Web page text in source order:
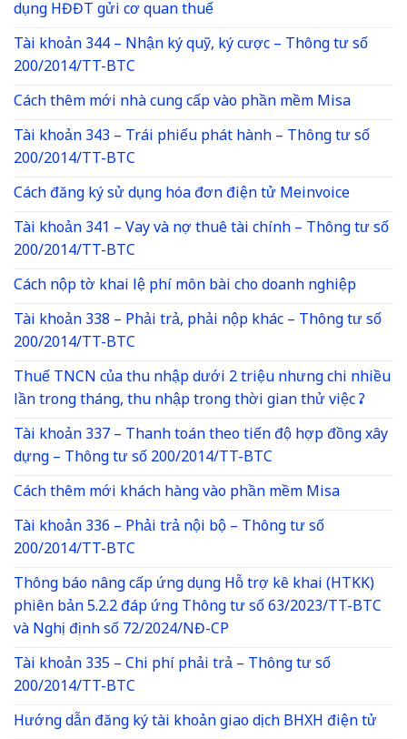
dụng HĐĐT gửi cơ quan thuế
Tài khoản 344 – Nhận ký quỹ, ký cược – Thông tư số
200/2014/TT-BTC
Cách thêm mới nhà cung cấp vào phần mềm Misa
Tài khoản 343 – Trái phiếu phát hành – Thông tư số
200/2014/TT-BTC
Cách đăng ký sử dụng hóa đơn điện tử Meinvoice
Tài khoản 341 – Vay và nợ thuê tài chính – Thông tư số
200/2014/TT-BTC
Cách nộp tờ khai lệ phí môn bài cho doanh nghiệp
Tài khoản 338 – Phải trả, phải nộp khác – Thông tư số
200/2014/TT-BTC
Thuế TNCN của thu nhập dưới 2 triệu nhưng chi nhiều
lần trong tháng, thu nhập trong thời gian thử việc ?
Tài khoản 337 – Thanh toán theo tiến độ hợp đồng xây
dựng – Thông tư số 200/2014/TT-BTC
Cách thêm mới khách hàng vào phần mềm Misa
Tài khoản 336 – Phải trả nội bộ – Thông tư số
200/2014/TT-BTC
Thông báo nâng cấp ứng dụng Hỗ trợ kê khai (HTKK)
phiên bản 5.2.2 đáp ứng Thông tư số 63/2023/TT-BTC
và Nghị định số 72/2024/NĐ-CP
Tài khoản 335 – Chi phí phải trả – Thông tư số
200/2014/TT-BTC
Hướng dẫn đăng ký tài khoản giao dịch BHXH điện tử